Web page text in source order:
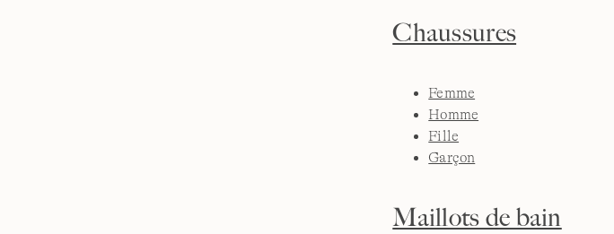
Chaussures
Femme
Homme
Fille
Garçon
Maillots de bain